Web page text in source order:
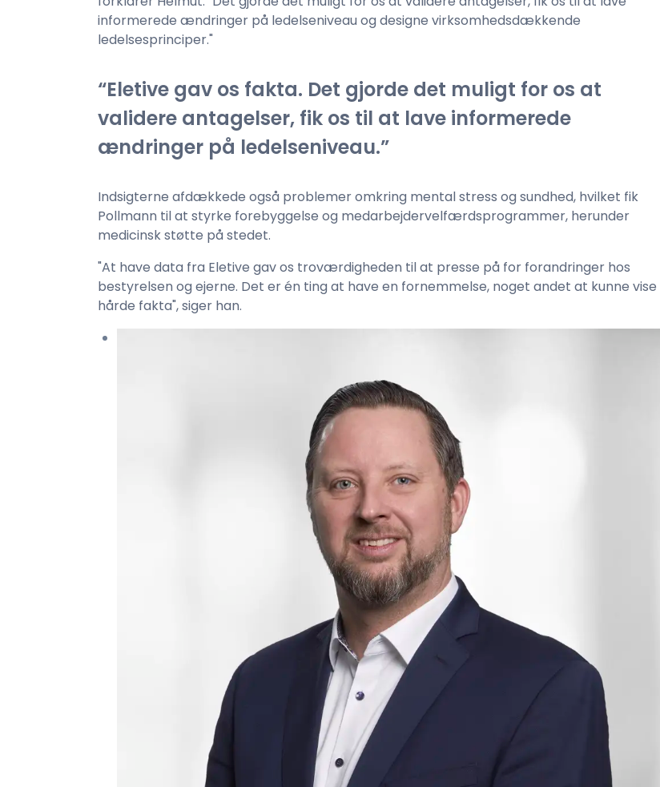
informerede ændringer på ledelseniveau og designe virksomhedsdækkende
ledelsesprinciper."
Eletive gav os fakta. Det gjorde det muligt for os at
validere antagelser, fik os til at lave informerede
ændringer på ledelseniveau.
Indsigterne afdækkede også problemer omkring mental stress og sundhed, hvilket fik
Pollmann til at styrke forebyggelse og medarbejdervelfærdsprogrammer, herunder
medicinsk støtte på stedet.
"At have data fra Eletive gav os troværdigheden til at presse på for forandringer hos
bestyrelsen og ejerne. Det er én ting at have en fornemmelse, noget andet at kunne vise
hårde fakta", siger han.